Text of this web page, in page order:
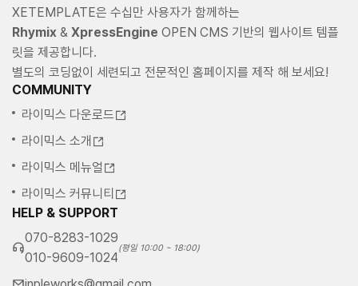
XETEMPLATE은 수십만 사용자가 함께하는
Rhymix & XpressEngine OPEN CMS 기반의 웹사이트 템플
릿을 제공합니다.
별도의 코딩없이 세련되고 전문적인 홈페이지를 제작 해 보세요!
COMMUNITY
라이믹스 다운로드
라이믹스 소개
라이믹스 메뉴얼
라이믹스 커뮤니티
HELP & SUPPORT
070-8283-1029
010-9609-1024
(평일 10:00 ~ 18:00)